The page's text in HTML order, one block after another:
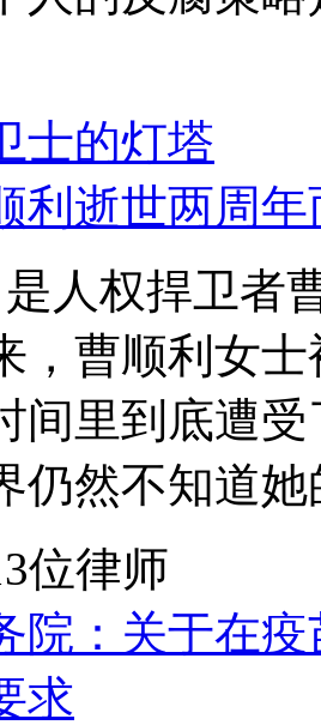
士的灯塔
逝世两周年
人权捍卫者
，曹顺利女
间里到底遭
仍然不知道
位律师
院：关于在
求